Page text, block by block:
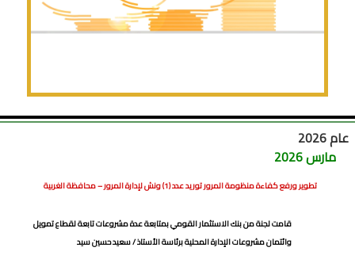
2026
مارس 2026
تطوير ورفع كفاءة منظومة المرور توريد عدد (1) ونش لإدارة المرور – محافظة الغربية
قامت لجنة من بنك الاستثمار القومي بمتابعة عدة مشروعات تابعة لقطاع تمويل
وائتمان مشروعات الإدارة المحلية برئاسة الأستاذ / سعيد حسين سيد